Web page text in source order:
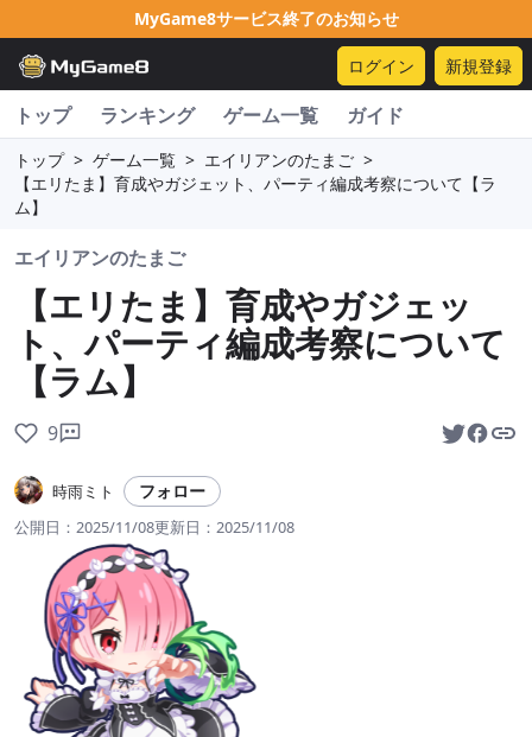
MyGame8サービス終了のお知らせ
ログイン 新規登録
トップ ランキング ゲーム一覧 ガイド
トップ > ゲーム一覧 > エイリアンのたまご >
【エリたま】育成やガジェット、パーティ編成考察について【ラ
ム】
エイリアンのたまご
【エリたま】育成やガジェッ
ト、パーティ編成考察について
【ラム】
9
時雨ミト フォロー
公開日： 2025/11/08更新日： 2025/11/08